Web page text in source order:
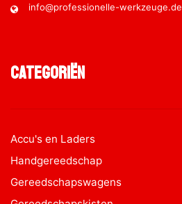
info@professionelle-werkzeuge.de
Categoriën
Accu's en Laders
Handgereedschap
Gereedschapswagens